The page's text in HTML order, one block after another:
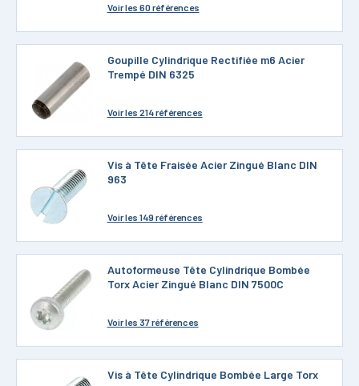
Voirles 60 références
Goupille Cylindrique Rectifiée m6 Acier
Trempé DIN 6325
Voirles 214 références
Vis à Tête Fraisée Acier Zingué Blanc DIN
963
Voirles 149 références
Autoformeuse Tête Cylindrique Bombée
Torx Acier Zingué Blanc DIN 7500C
Voirles 37 références
Vis à Tête Cylindrique Bombée Large Torx